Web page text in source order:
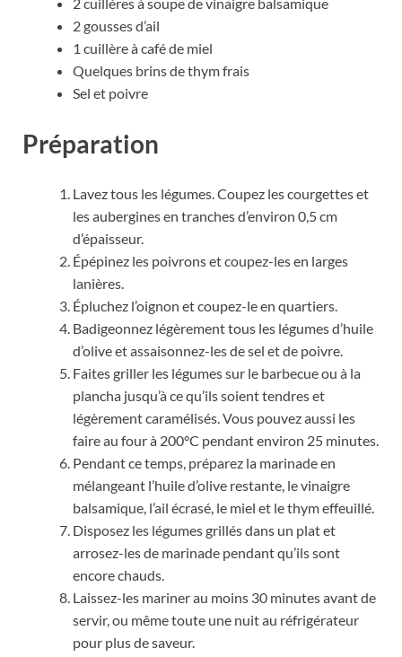
2 cuillères à soupe de vinaigre balsamique
2 gousses d’ail
1 cuillère à café de miel
Quelques brins de thym frais
Sel et poivre
Préparation
Lavez tous les légumes. Coupez les courgettes et
les aubergines en tranches d’environ 0,5 cm
d’épaisseur.
Épépinez les poivrons et coupez-les en larges
lanières.
Épluchez l’oignon et coupez-le en quartiers.
Badigeonnez légèrement tous les légumes d’huile
d’olive et assaisonnez-les de sel et de poivre.
Faites griller les légumes sur le barbecue ou à la
plancha jusqu’à ce qu’ils soient tendres et
légèrement caramélisés. Vous pouvez aussi les
faire au four à 200°C pendant environ 25 minutes.
Pendant ce temps, préparez la marinade en
mélangeant l’huile d’olive restante, le vinaigre
balsamique, l’ail écrasé, le miel et le thym effeuillé.
Disposez les légumes grillés dans un plat et
arrosez-les de marinade pendant qu’ils sont
encore chauds.
Laissez-les mariner au moins 30 minutes avant de
servir, ou même toute une nuit au réfrigérateur
pour plus de saveur.